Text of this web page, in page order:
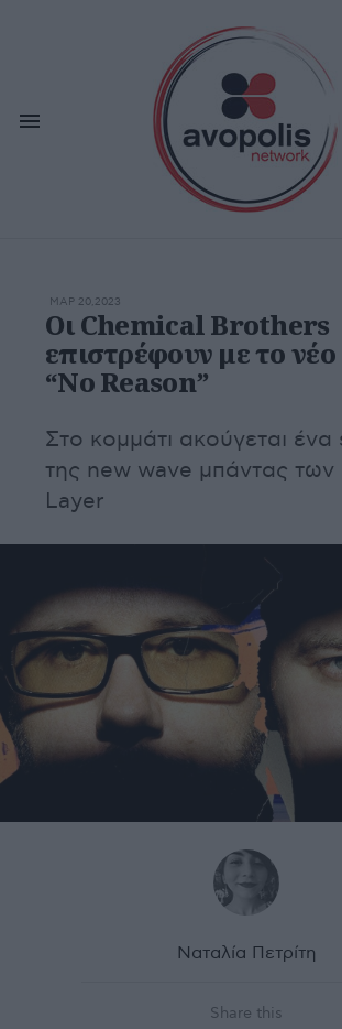
ΜΑΡ 20,2023
Οι Chemical Brothers
επιστρέφουν με το
“No Reason”
Στο κομμάτι ακούγεται ένα
της new wave μπάντας των
Layer
Ναταλία Πετρίτη
Share this